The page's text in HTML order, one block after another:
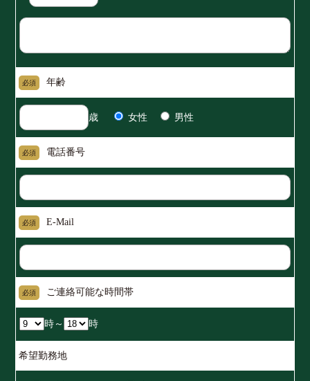
必須 年齢
歳 女性 男性
必須 電話番号
必須 E-Mail
必須 ご連絡可能な時間帯
時～ 時
希望勤務地